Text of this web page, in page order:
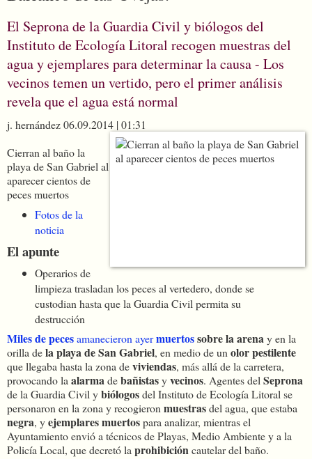
El Seprona de la Guardia Civil y biólogos del
Instituto de Ecología Litoral recogen muestras del
agua y ejemplares para determinar la causa - Los
vecinos temen un vertido, pero el primer análisis
revela que el agua está normal
j. hernández06.09.2014 | 01:31
Cierran al baño la
playa de San Gabriel al
aparecer cientos de
peces muertos
Fotos de la
noticia
El apunte
Operarios de
limpieza trasladan los peces al vertedero, donde se
custodian hasta que la Guardia Civil permita su
destrucción
Miles de pecesamanecieron ayermuertossobre la arenay en la
orilla dela playa de San Gabriel, en medio de unolor pestilente
que llegaba hasta la zona deviviendas, más allá de la carretera,
provocando laalarmadebañistasyvecinos. Agentes delSeprona
de la Guardia Civil ybiólogosdel Instituto de Ecología Litoral se
personaron en la zona y recogieronmuestrasdel agua, que estaba
negra, yejemplares muertospara analizar, mientras el
Ayuntamiento envió a técnicos de Playas, Medio Ambiente y a la
Policía Local, que decretó laprohibicióncautelar del baño.